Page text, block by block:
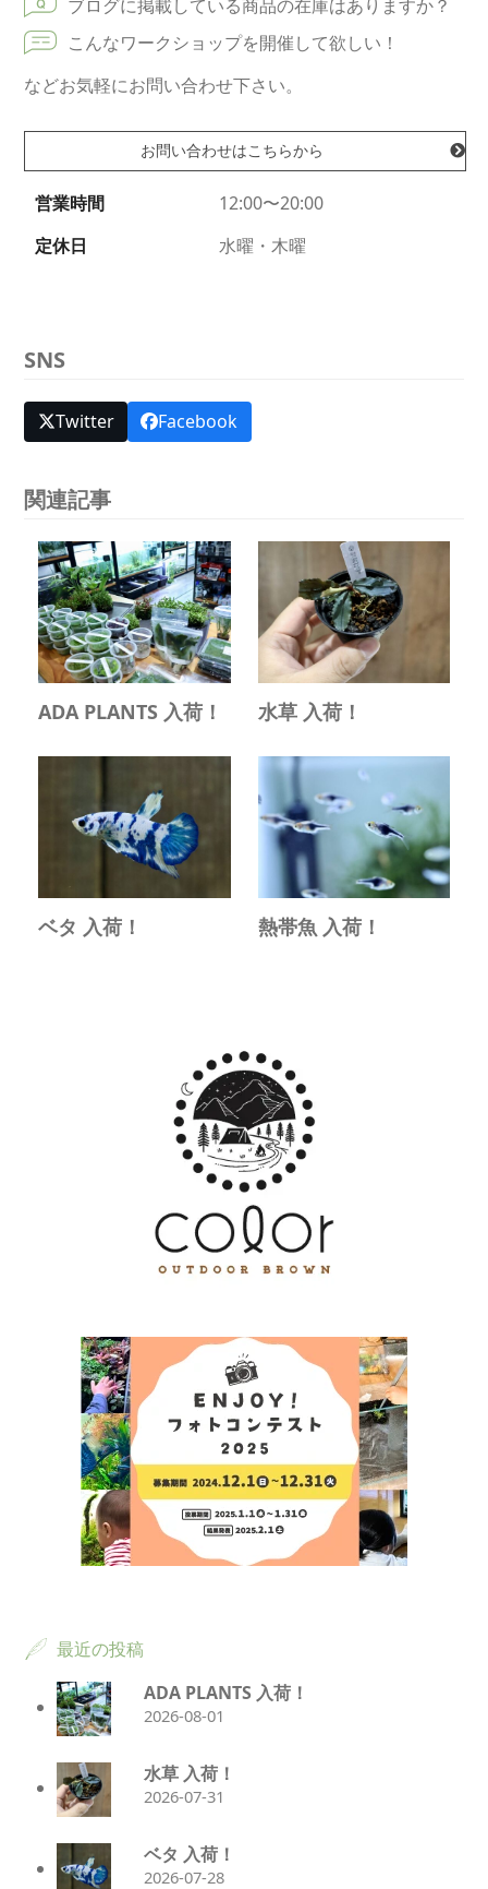
ブログに掲載している商品の在庫はありますか？
こんなワークショップを開催して欲しい！
などお気軽にお問い合わせ下さい。
お問い合わせはこちらから
営業時間
12:00〜20:00
定休日
水曜・木曜
SNS
Twitter Facebook
関連記事
ADA PLANTS 入荷！ 水草 入荷！
ベタ 入荷！ 熱帯魚 入荷！
最近の投稿
ADA PLANTS 入荷！
2026-08-01
水草 入荷！
2026-07-31
ベタ 入荷！
2026-07-28